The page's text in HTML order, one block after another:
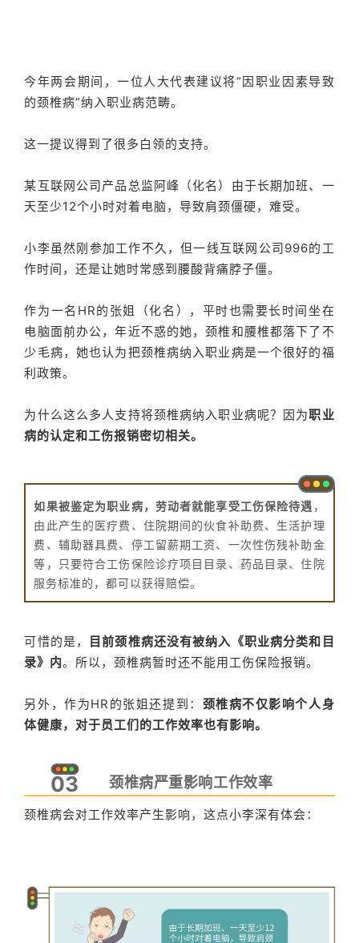
今年两会期间，一位人大代表建议将“因职业因素导致
的颈椎病”纳入职业病范畴。
这一提议得到了很多白领的支持。
某互联网公司产品总监阿峰（化名）由于长期加班、一
天至少12个小时对着电脑，导致肩颈僵硬，难受。
小李虽然刚参加工作不久，但一线互联网公司996的工
作时间，还是让她时常感到腰酸背痛脖子僵。
作为一名HR的张姐（化名），平时也需要长时间坐在
电脑面前办公，年近不惑的她，颈椎和腰椎都落下了不
少毛病，她也认为把颈椎病纳入职业病是一个很好的福
利政策。
为什么这么多人支持将颈椎病纳入职业病呢？因为职业
病的认定和工伤报销密切相关。
如果被鉴定为职业病，劳动者就能享受工伤保险待遇 ，
由此产生的医疗费、住院期间的伙食补助费、生活护理
费、辅助器具费、停工留薪期工资、一次性伤残补助金
等，只要符合工伤保险诊疗项目目录、药品目录、住院
服务标准的，都可以获得赔偿。
可惜的是， 目前颈椎病还没有被纳入《职业病分类和目
录》内。所以，颈椎病暂时还不能用工伤保险报销。
另外，作为HR的张姐还提到： 颈椎病不仅影响个人身
体健康，对于员工们的工作效率也有影响。
03 颈椎病严重影响工作效率
颈椎病会对工作效率产生影响，这点小李深有体会：